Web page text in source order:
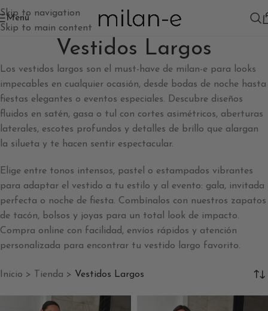
Skip to navigation
Skip to main content
Menú
Vestidos Largos
Los vestidos largos son el must-have de milan-e para looks
impecables en cualquier ocasión, desde bodas de noche hasta
fiestas elegantes o eventos especiales. Descubre diseños
fluidos en satén, gasa o tul con cortes asimétricos, aberturas
laterales, escotes profundos y detalles de brillo que alargan
la silueta y te hacen sentir espectacular.
Elige entre tonos intensos, pastel o estampados vibrantes
para adaptar el vestido a tu estilo y al evento: gala, invitada
perfecta o noche de fiesta. Combínalos con nuestros zapatos
de tacón, bolsos y joyas para un total look de impacto.
Compra online con facilidad, envíos rápidos y atención
personalizada para encontrar tu vestido largo favorito.
Inicio > Tienda > Vestidos Largos